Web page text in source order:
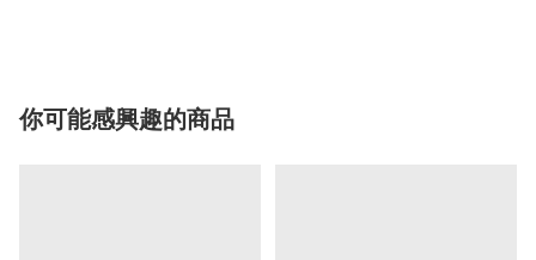
你可能感興趣的商品